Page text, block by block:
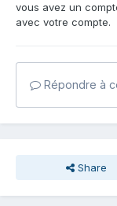
vous avez un
avec votre compte.
Répondre à
Share